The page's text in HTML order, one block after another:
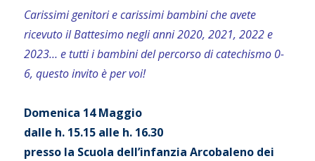
Carissimi genitori e carissimi bambini che avete
ricevuto il Battesimo negli anni 2020, 2021, 2022 e
2023… e tutti i bambini del percorso di catechismo 0-
6, questo invito è per voi!
Domenica 14 Maggio
dalle h. 15.15 alle h. 16.30
presso la Scuola dell’infanzia Arcobaleno dei